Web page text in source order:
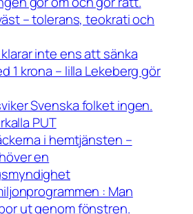
– tolerans, teokrati och
inte ens att sänka
1 krona – lilla Lekeberg gör
Svenska folket ingen.
PUT
i hemtjänsten –
en
: Man
ut genom fönstren.